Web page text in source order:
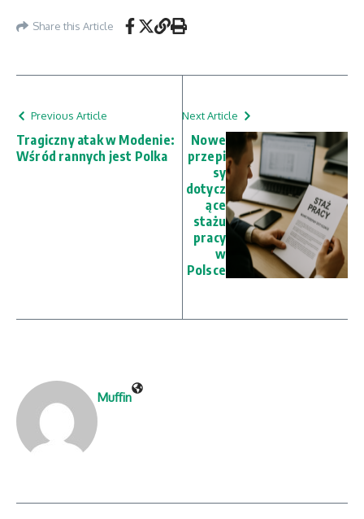
Share this Article
Previous Article
Tragiczny atak w Modenie:
Wśród rannych jest Polka
Next Article
Nowe
przepi
sy
dotycz
ące
stażu
pracy
w
Polsce
Muffin